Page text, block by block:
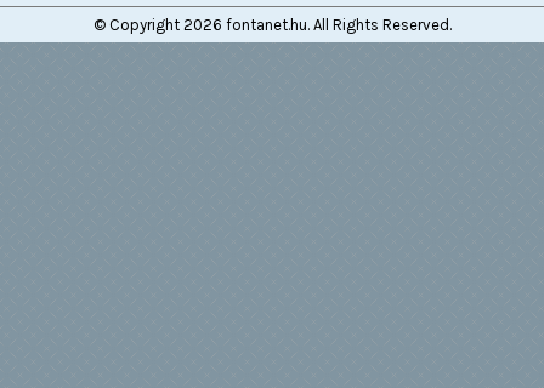
© Copyright 2026 fontanet.hu. All Rights Reserved.